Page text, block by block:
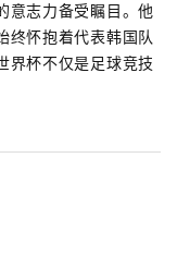
意志力备受瞩目。他
终怀抱着代表韩国队
界杯不仅是足球竞技